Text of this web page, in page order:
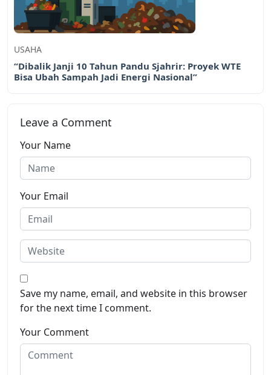
USAHA
“Dibalik Janji 10 Tahun Pandu Sjahrir: Proyek WTE
Bisa Ubah Sampah Jadi Energi Nasional”
Leave a Comment
Your Name
Your Email
Save my name, email, and website in this browser
for the next time I comment.
Your Comment